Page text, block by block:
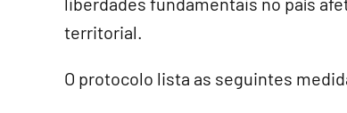
territorial.
O protocolo lista as seguintes